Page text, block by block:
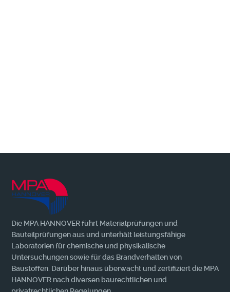
Die MPA HANNOVER führt Materialprüfungen und
Bauteilprüfungen aus und unterhält leistungsfähige
Laboratorien für chemische und physikalische
Untersuchungen sowie für das Brandverhalten von
Baustoffen. Darüber hinaus überwacht und zertifiziert die MPA
HANNOVER nach diversen baurechtlichen und